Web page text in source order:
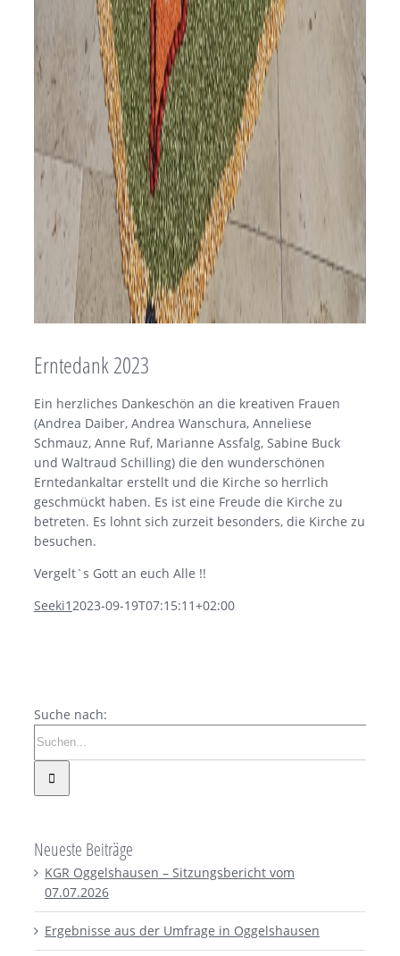
Erntedank 2023
Ein herzliches Dankeschön an die kreativen Frauen
(Andrea Daiber, Andrea Wanschura, Anneliese
Schmauz, Anne Ruf, Marianne Assfalg, Sabine Buck
und Waltraud Schilling) die den wunderschönen
Erntedankaltar erstellt und die Kirche so herrlich
geschmückt haben. Es ist eine Freude die Kirche zu
betreten. Es lohnt sich zurzeit besonders, die Kirche zu
besuchen.
Vergelt`s Gott an euch Alle !!
Seeki1 2023-09-19T07:15:11+02:00
Suche nach:
Neueste Beiträge
KGR Oggelshausen – Sitzungsbericht vom
07.07.2026
Ergebnisse aus der Umfrage in Oggelshausen